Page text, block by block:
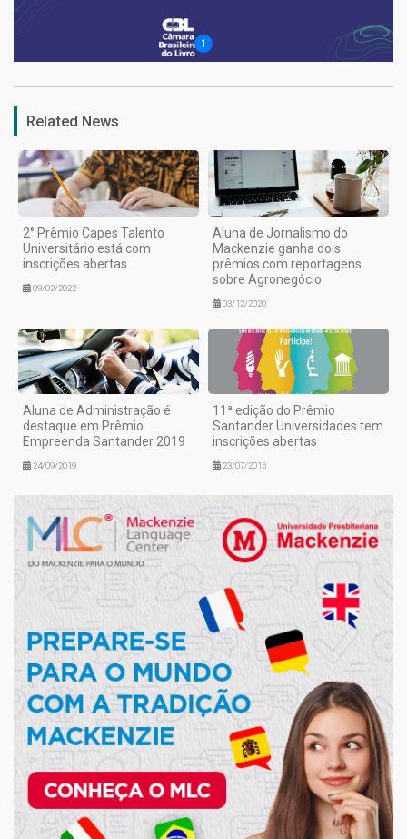
1
Related News
2° Prêmio Capes Talento
Universitário está com
inscrições abertas
09/02/2022
Aluna de Jornalismo do
Mackenzie ganha dois
prêmios com reportagens
sobre Agronegócio
03/12/2020
Aluna de Administração é
destaque em Prêmio
Empreenda Santander 2019
24/09/2019
11ª edição do Prêmio
Santander Universidades tem
inscrições abertas
23/07/2015